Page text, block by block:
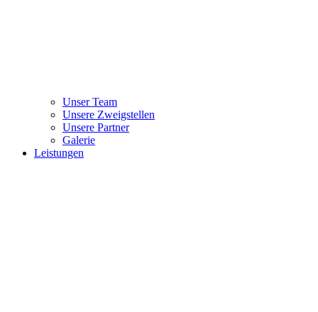
Unser Team
Unsere Zweigstellen
Unsere Partner
Galerie
Leistungen